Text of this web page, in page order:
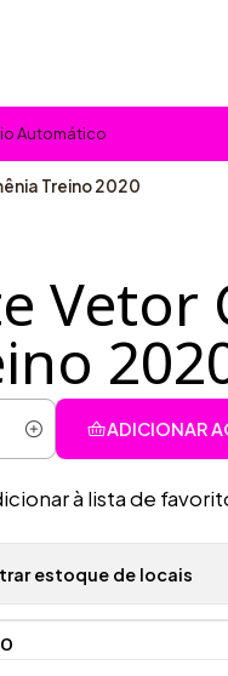
Automático
Treino 2020
Vetor
ADICIONAR
à lista de
estoque de locais